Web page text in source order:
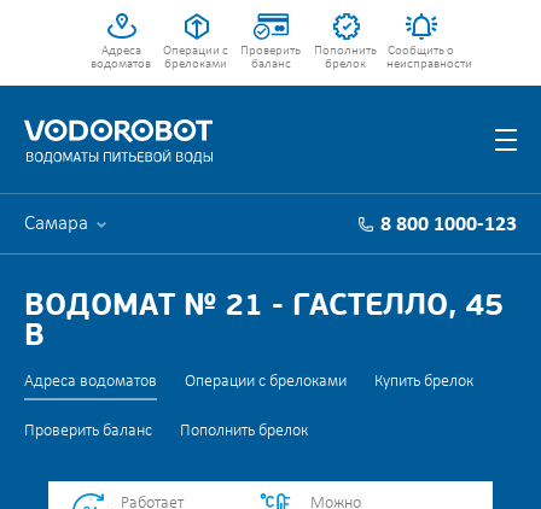
Адреса
водоматов
Операции с
брелоками
Проверить
баланс
Пополнить
брелок
Сообщить о
неисправности
Самара 8 800 1000-123
ВОДОМАТ № 21 - ГАСТЕЛЛО, 45
В
Адреса водоматов Операции с брелоками Купить брелок
Проверить баланс Пополнить брелок
Работает
Можно